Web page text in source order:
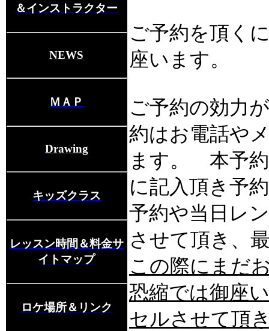
＆インストラクター
NEWS
ＭＡＰ
Drawing
キッズクラス
レッスン時間＆料金サ
イトマップ
ロケ場所＆リンク
ご予約を頂く
座います。
ご予約の効力
約はお電話や
ます。 本予約
に記入頂き予
予約や当日レ
させて頂き、
この際にまだ
恐縮では御座
セルさせて頂